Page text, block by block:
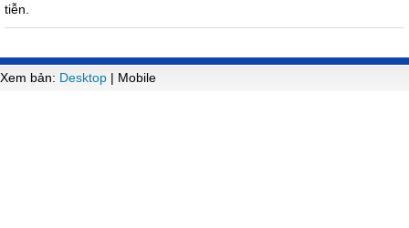
tiễn.
Xem bản: Desktop | Mobile